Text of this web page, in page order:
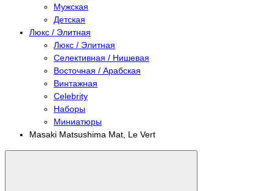
Мужская
Детская
Люкс / Элитная
Люкс / Элитная
Селективная / Нишевая
Восточная / Арабская
Винтажная
Celebrity
Наборы
Миниатюры
Masaki Matsushima Mat, Le Vert